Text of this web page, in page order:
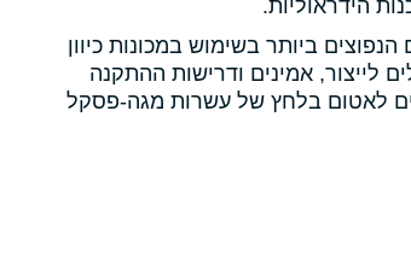
הידראוליות.
ביותר בשימוש במכונות כיוון
לייצור, אמינים ודרישות ההתקנה
לאטום בלחץ של עשרות מגה-פסקל